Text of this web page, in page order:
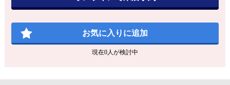
お気に入りに追加
現在0人が検討中